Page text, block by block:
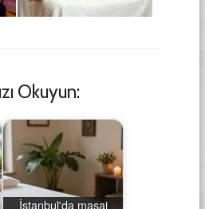
Okuyun:
İstanbul'da masaj